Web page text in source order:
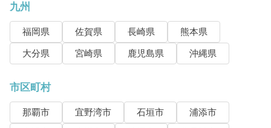
九州
福岡県 佐賀県 長崎県
熊本県
大分県
宮崎県 鹿児島県 沖縄県
市区町村
那覇市 宜野湾市 石垣市
浦添市